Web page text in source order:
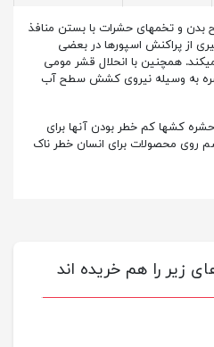
و تخمهای حشرات با بستن منافذ
از پراکنش اسپورها در بعضی
همچنین با انحلال قشر مومی
به وسیله نیروی کشش سطح آب
کشها کم خطر بودن آنها برای
روی محصولات برای انسان خطر ناک
زیر را هم خریده اند